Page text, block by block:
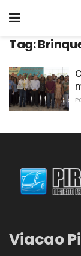
Tag:
Viacao